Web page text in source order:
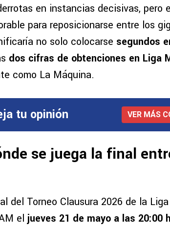
en instancias decisivas, pero
para reposicionarse entre los
no solo colocarse segundos
dos cifras de obtenciones en Liga
como La Máquina.
tu opinión VER MÁS
se juega la final
del Torneo Clausura 2026 de la
el jueves 21 de mayo a las 20:00